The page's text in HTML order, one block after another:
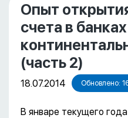
Опыт
счета в банках
(часть 2)
18.07.2014 Обновлено:
В январе текущего